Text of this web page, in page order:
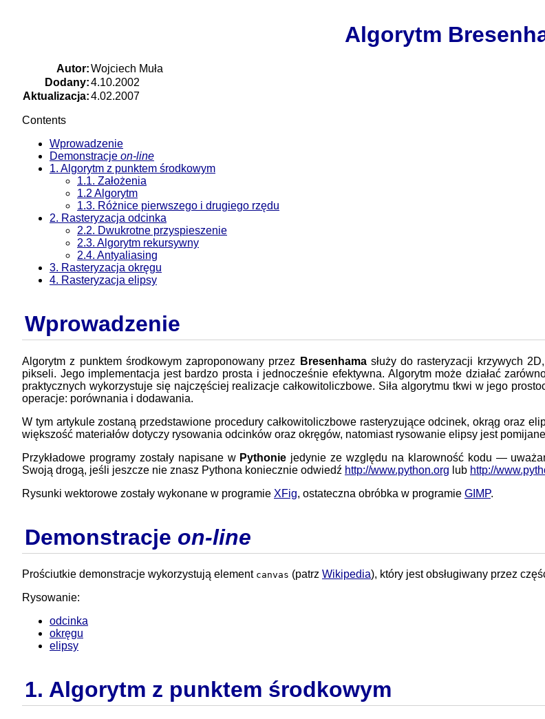
Algorytm
Autor:Wojciech Muła
Dodany:4.10.2002
Aktualizacja:4.02.2007
Contents
Wprowadzenie
Demonstracje on-line
1. Algorytm z punktem środkowym
1.1. Założenia
1.2 Algorytm
1.3. Różnice pierwszego i drugiego rzędu
2. Rasteryzacja odcinka
2.2. Dwukrotne przyspieszenie
2.3. Algorytm rekursywny
2.4. Antyaliasing
3. Rasteryzacja okręgu
4. Rasteryzacja elipsy
Wprowadzenie
Algorytm z punktem środkowym zaproponowany przez Bresenhamasłuży do rasteryzacji krzywych
pikseli. Jego implementacja jest bardzo prosta i jednocześnie efektywna. Algorytm może działać
praktycznych wykorzystuje się najczęściej realizacje całkowitoliczbowe. Siła algorytmu tkwi w jego
operacje: porównania i dodawania.
W tym artykule zostaną przedstawione procedury całkowitoliczbowe rasteryzujące odcinek, okrąg oraz
większość materiałów dotyczy rysowania odcinków oraz okręgów, natomiast rysowanie elipsy jest
Przykładowe programy zostały napisane w Pythonie jedynie ze względu na klarowność kodu —
Swoją drogą, jeśli jeszcze nie znasz Pythona koniecznie odwiedź http://www.python.org lub http://
Rysunki wektorowe zostały wykonane w programie XFig, ostateczna obróbka w programie GIMP.
Demonstracje on-line
Prościutkie demonstracje wykorzystują element canvas (patrz Wikipedia), który jest obsługiwany przez
Rysowanie:
odcinka
okręgu
elipsy
1. Algorytm z punktem środkowym